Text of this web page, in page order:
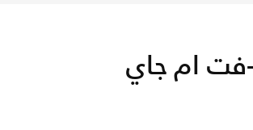
فت ام جاي